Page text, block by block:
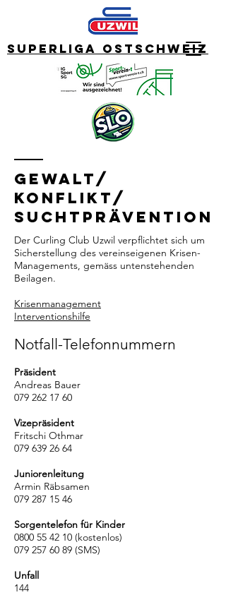
Superliga Ostschweiz
Gewalt/
Konflikt/
Suchtprävention
Der Curling Club Uzwil verpflichtet sich um
Sicherstellung des vereinseigenen Krisen-
Managements, gemäss untenstehenden
Beilagen.
Krisenmanagement
Interventionshilfe
Notfall-Telefonnummern
Präsident
Andreas Bauer
079 262 17 60
Vizepräsident
Fritschi Othmar
079 639 26 64
Juniorenleitung
Armin Räbsamen
079 287 15 46
Sorgentelefon für Kinder
0800 55 42 10 (kostenlos)
079 257 60 89 (SMS)
Unfall
144